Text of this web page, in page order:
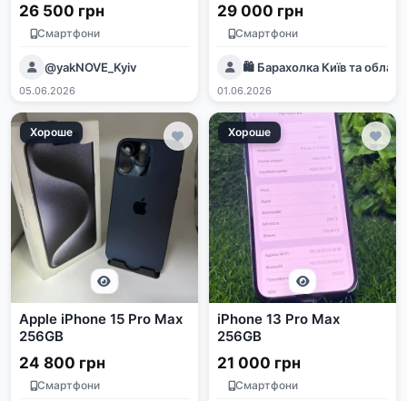
26 500 грн
Смартфони
@yakNOVE_Kyiv
05.06.2026
29 000 грн
Смартфони
🛍 Барахолка Київ та
01.06.2026
Хороше
Apple iPhone 15 Pro Max
256GB
24 800 грн
Смартфони
Хороше
iPhone 13 Pro Max
256GB
21 000 грн
Смартфони